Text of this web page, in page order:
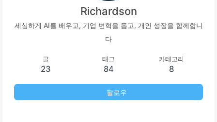
Richardson
세심하게 AI를 배우고, 기업 변혁을 돕고, 개인 성장을 함께합니
다
글
23
태그
84
카테고리
8
팔로우